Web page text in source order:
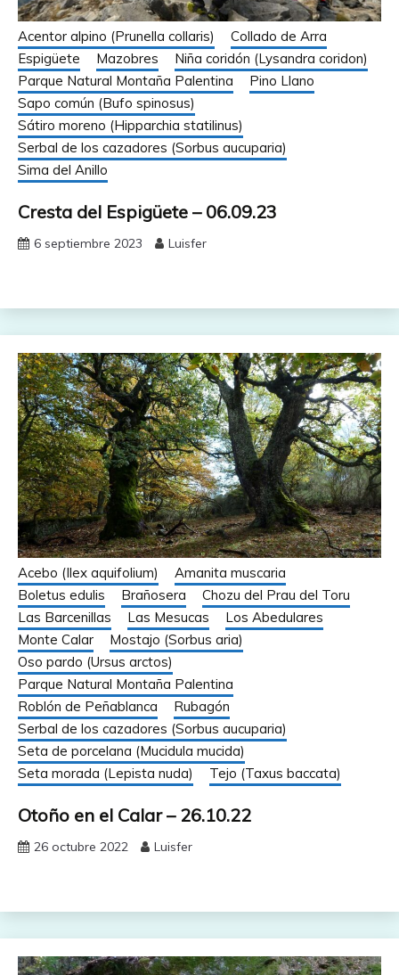
Acentor alpino (Prunella collaris)
Collado de Arra
Espigüete
Mazobres
Niña coridón (Lysandra coridon)
Parque Natural Montaña Palentina
Pino Llano
Sapo común (Bufo spinosus)
Sátiro moreno (Hipparchia statilinus)
Serbal de los cazadores (Sorbus aucuparia)
Sima del Anillo
Cresta del Espigüete – 06.09.23
6 septiembre 2023 Luisfer
Acebo (Ilex aquifolium)
Amanita muscaria
Boletus edulis
Brañosera
Chozu del Prau del Toru
Las Barcenillas
Las Mesucas
Los Abedulares
Monte Calar
Mostajo (Sorbus aria)
Oso pardo (Ursus arctos)
Parque Natural Montaña Palentina
Roblón de Peñablanca
Rubagón
Serbal de los cazadores (Sorbus aucuparia)
Seta de porcelana (Mucidula mucida)
Seta morada (Lepista nuda)
Tejo (Taxus baccata)
Otoño en el Calar – 26.10.22
26 octubre 2022 Luisfer